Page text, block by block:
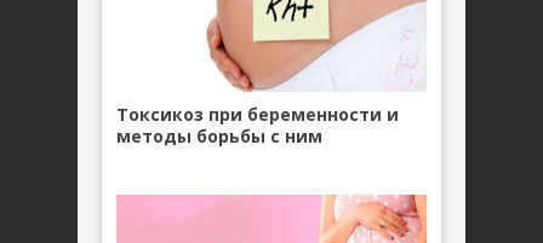
Токсикоз при беременности и
методы борьбы с ним